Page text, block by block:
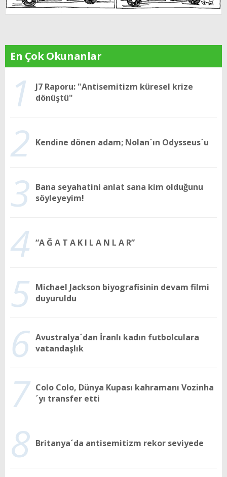
En Çok Okunanlar
1
J7 Raporu: "Antisemitizm küresel krize
dönüştü"
2 Kendine dönen adam; Nolan´ın Odysseus´u
3 Bana seyahatini anlat sana kim olduğunu
söyleyeyim!
4 “A Ğ A T A K I L A N L A R”
5 Michael Jackson biyografisinin devam filmi
duyuruldu
6 Avustralya´dan İranlı kadın futbolculara
vatandaşlık
7 Colo Colo, Dünya Kupası kahramanı Vozinha
´yı transfer etti
8 Britanya´da antisemitizm rekor seviyede